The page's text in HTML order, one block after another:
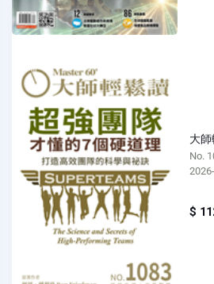
大
No.
$